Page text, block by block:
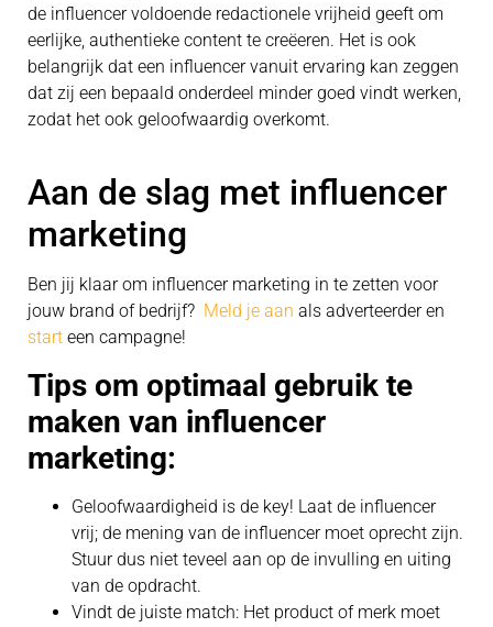
de influencer voldoende redactionele vrijheid geeft om
eerlijke, authentieke content te creëeren. Het is ook
belangrijk dat een influencer vanuit ervaring kan zeggen
dat zij een bepaald onderdeel minder goed vindt werken,
zodat het ook geloofwaardig overkomt.
Aan de slag met influencer
marketing
Ben jij klaar om influencer marketing in te zetten voor
jouw brand of bedrijf? Meld je aan als adverteerder en
start een campagne!
Tips om optimaal gebruik te
maken van influencer
marketing:
Geloofwaardigheid is de key! Laat de influencer
vrij; de mening van de influencer moet oprecht zijn.
Stuur dus niet teveel aan op de invulling en uiting
van de opdracht.
Vindt de juiste match: Het product of merk moet